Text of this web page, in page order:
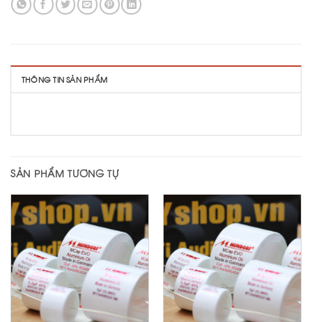
THÔNG TIN SẢN PHẨM
SẢN PHẨM TƯƠNG TỰ